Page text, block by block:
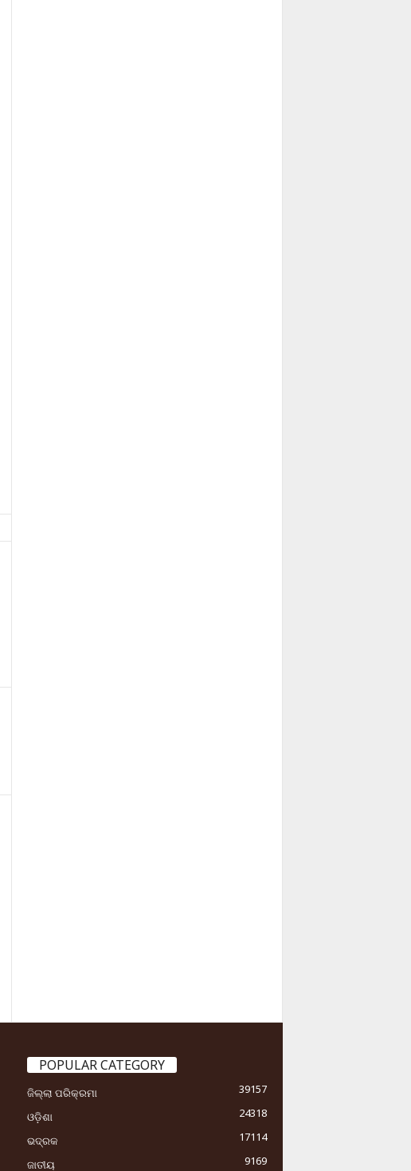
POPULAR CATEGORY
ଜିଲ୍ଲା ପରିକ୍ରମା
39157
ଓଡ଼ିଶା
24318
ଭଦ୍ରକ
17114
ଜାତୀୟ
9169